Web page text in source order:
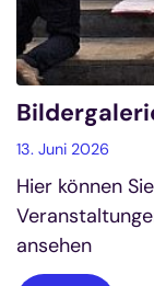
13. Juni 2026
Hier können
ansehen